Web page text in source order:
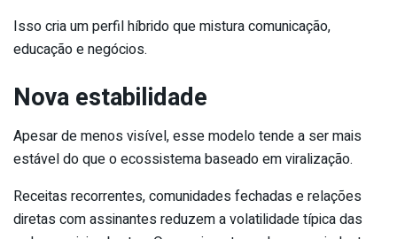
Isso cria um perfil híbrido que mistura comunicação,
educação e negócios.
Nova estabilidade
Apesar de menos visível, esse modelo tende a ser mais
estável do que o ecossistema baseado em viralização.
Receitas recorrentes, comunidades fechadas e relações
diretas com assinantes reduzem a volatilidade típica das